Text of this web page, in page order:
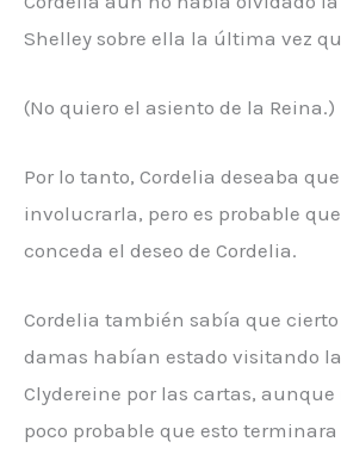
Shelley sobre ella la última vez
(No quiero el asiento de la Reina.)
Por lo tanto, Cordelia deseaba
involucrarla, pero es probable
conceda el deseo de Cordelia.
Cordelia también sabía que
damas habían estado visitando
Clydereine por las cartas, aunque
poco probable que esto